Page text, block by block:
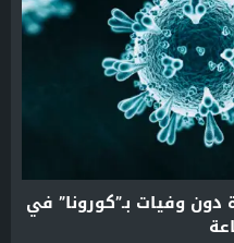
جديدة دون وفيات بـ”كورونا” في